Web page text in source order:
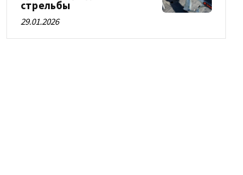
стрельбы
29.01.2026